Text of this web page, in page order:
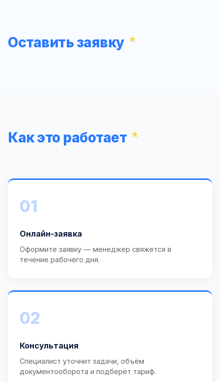
Оставить заявку
Как это работает
01
Онлайн-заявка
Оформите заявку — менеджер свяжется в
течение рабочего дня.
02
Консультация
Специалист уточнит задачи, объём
документооборота и подберёт тариф.